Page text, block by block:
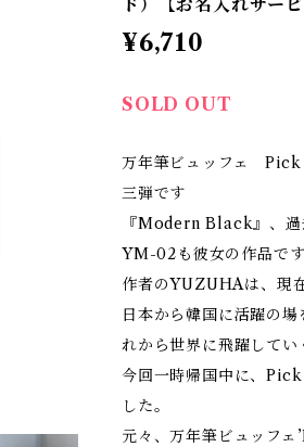
ド）【お名入れサービ
¥6,710
SOLD OUT
万年筆ビュッフェ Pick
三弾です
『Modern Black』、過
YM-02も彼女の作品です
作者のYUZUHAは、現
日本から韓国に活躍の
れから世界に飛躍してい
今回一時帰国中に、
した。
元々、万年筆ビュッフェ